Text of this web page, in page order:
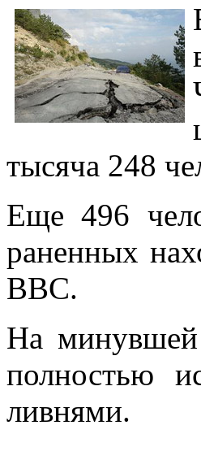
тысяча 248
Еще 496
раненных
BBC.
На минувшей
полностью
ливнями.